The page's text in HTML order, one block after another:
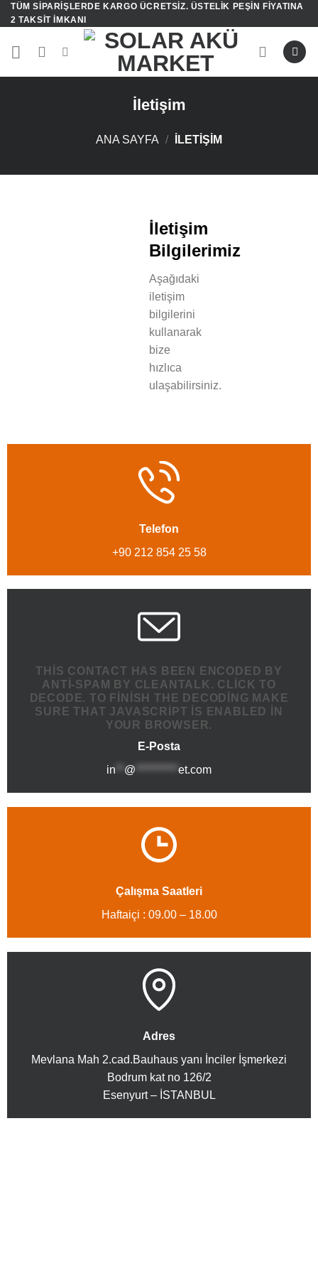
İçeriğe
atla
TÜM SIPARIŞLERDE KARGO ÜCRETSIZ. ÜSTELIK PEŞIN FIYATINA
2 TAKSIT IMKANI
İletişim
ANA SAYFA / İLETIŞIM
İletişim
Bilgilerimiz
Aşağıdaki
iletişim
bilgilerini
kullanarak
bize
hızlıca
ulaşabilirsiniz.
Telefon
+90 212 854 25 58
THIS CONTACT HAS BEEN ENCODED BY
ANTI-SPAM BY CLEANTALK. CLICK TO
DECODE. TO FINISH THE DECODING MAKE
SURE THAT JAVASCRIPT IS ENABLED IN
YOUR BROWSER.
E-Posta
in
@ ********** et.com
Çalışma Saatleri
Haftaiçi : 09.00 – 18.00
Adres
Mevlana Mah 2.cad.Bauhaus yanı İnciler İşmerkezi
Bodrum kat no 126/2
Esenyurt – İSTANBUL